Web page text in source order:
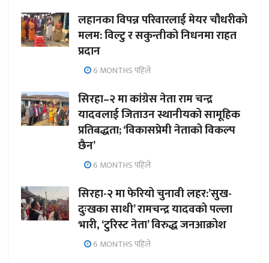
लहानका विपन्न परिवारलाई मेयर चौधरीको
मलम: विल्टु र सकुन्तीको निधनमा राहत
प्रदान
6 MONTHS पहिले
सिरहा–२ मा कांग्रेस नेता राम चन्द्र
यादवलाई जिताउन स्थानीयको सामूहिक
प्रतिबद्धता; ‘विकासप्रेमी नेताको विकल्प
छैन’
6 MONTHS पहिले
सिरहा-२ मा फेरियो चुनावी लहर:’सुख-
दुःखका साथी’ रामचन्द्र यादवको पल्ला
भारी, ‘टुरिस्ट नेता’ विरुद्ध जनआक्रोश
6 MONTHS पहिले